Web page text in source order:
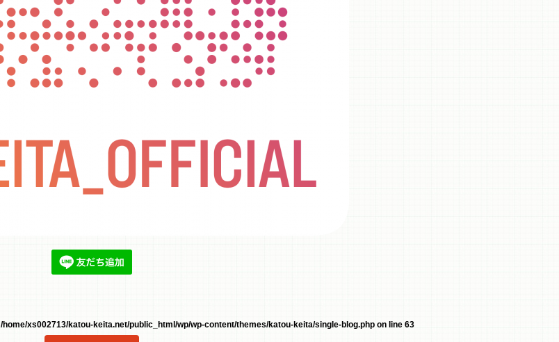
/home/xs002713/katou-keita.net/public_html/wp/wp-content/themes/katou-keita/single-blog.phpon line 63